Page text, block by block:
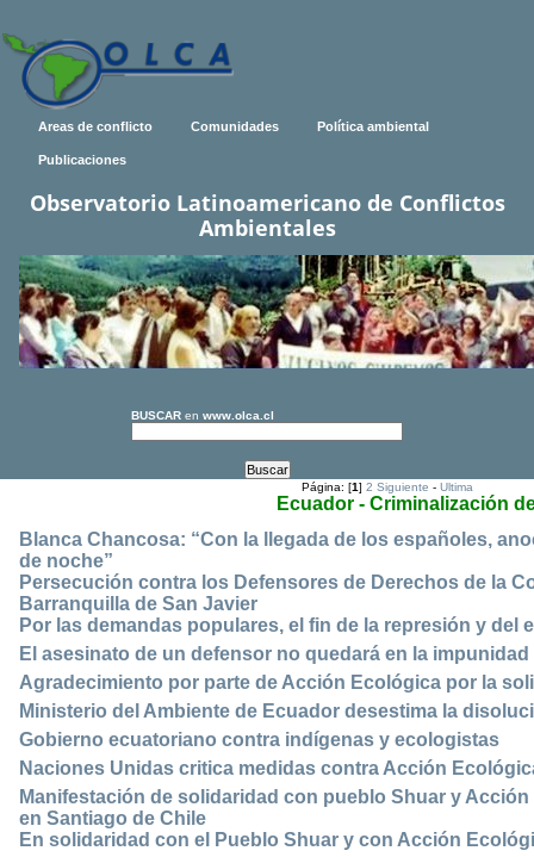
Areas de conflicto Comunidades Política ambiental
Publicaciones
Observatorio Latinoamericano de Conflictos
Ambientales
BUSCAR en www.olca.cl
Página: [1]2 Siguiente -Ultima
Ecuador - Criminalización
Blanca Chancosa: “Con la llegada de los españoles,
de noche”
Persecución contra los Defensores de Derechos de la
Barranquilla de San Javier
Por las demandas populares, el fin de la represión y del
El asesinato de un defensor no quedará en la impunidad
Agradecimiento por parte de Acción Ecológica por la
Ministerio del Ambiente de Ecuador desestima la
Gobierno ecuatoriano contra indígenas y ecologistas
Naciones Unidas critica medidas contra Acción
Manifestación de solidaridad con pueblo Shuar y
en Santiago de Chile
En solidaridad con el Pueblo Shuar y con Acción